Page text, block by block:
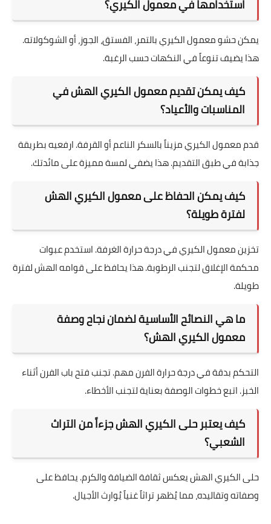
ما هي الخطوات الرئيسية لإعداد عجينة معمول
أولاً، خلط المكونات بدقة. ثم، اترك العجينة ترتاح قليلاً. بعد ذلك،
تشكيل العجينة حوالي الحشوة ثم خبزها بالطريقة الصحيحة.
ما هي أنواع الحشو المختلفة التي يمكن
يمكن حشو معمول الكيري بالتمر، الفستق، الجوز، أو الشوكولاته.
هذا يضيف تنوعاً في النكهات حسب الرغبة.
كيف يمكن تقديم معمول الكيري الهش في
قدم معمول الكيري مزيناً بالسكر الناعم أو القرفة. ارفعيه بطريقة
جذابة في طبق التقديم. هذا يضفي لمسة مميزة على مائدتك.
كيف يمكن الحفاظ على معمول الكيري الهش
لفترة طويلة؟
تخزين معمول الكيري في درجة حرارة الغرفة. استخدم عبوات
محكمة الإغلاق لتجنب الرطوبة. هذا يحافظ على قوامه الهش لفترة
طويلة.
ما هي النصائح الأساسية لضمان نجاح وصفة
التحكم بدقة في درجة حرارة الفرن مهم. تجنب فتح باب الفرن أثناء